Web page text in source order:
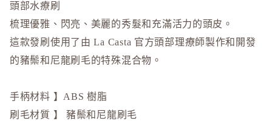
頭部水療刷
梳理優雅、閃亮、美麗的秀髮和充滿活力的頭皮。
這款發刷使用了由 La Casta 官方頭部理療師製作和開發
的豬鬃和尼龍刷毛的特殊混合物。
手柄材料 】ABS 樹脂
刷毛材質 】 豬鬃和尼龍刷毛